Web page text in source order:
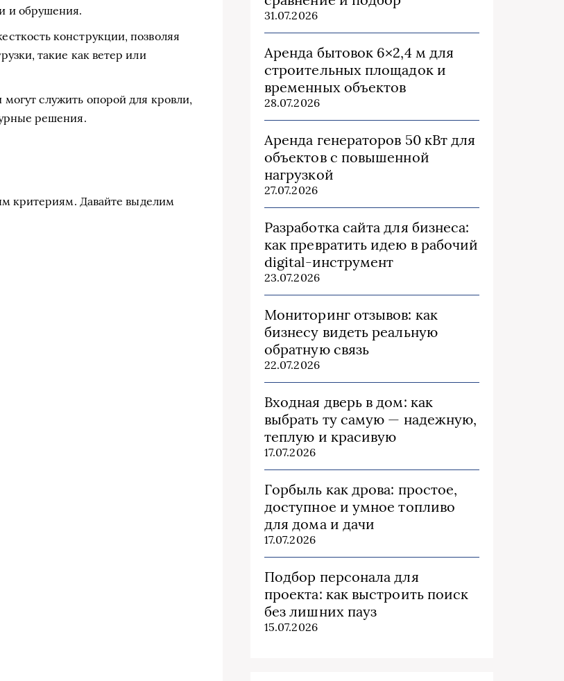
и обрушения.
конструкции, позволяя
такие как ветер или
служить опорой для кровли,
решения.
критериям. Давайте выделим
31.07.2026
Аренда бытовок 6×2,4 м для
строительных площадок и
временных объектов
28.07.2026
Аренда генераторов 50 кВт для
объектов с повышенной
нагрузкой
27.07.2026
Разработка сайта для бизнеса:
как превратить идею в рабочий
digital-инструмент
23.07.2026
Мониторинг отзывов: как
бизнесу видеть реальную
обратную связь
22.07.2026
Входная дверь в дом: как
выбрать ту самую — надежную,
теплую и красивую
17.07.2026
Горбыль как дрова: простое,
доступное и умное топливо
для дома и дачи
17.07.2026
Подбор персонала для
проекта: как выстроить поиск
без лишних пауз
15.07.2026